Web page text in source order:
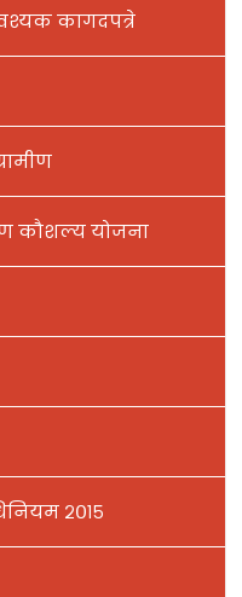
कागदपत्रे
कौशल्य योजना
२०१५